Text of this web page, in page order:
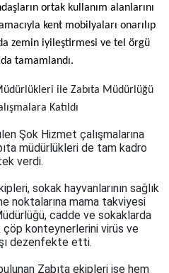
ortak kullanım alanlarını
kent mobilyaları onarılıp
zemin iyileştirmesi ve tel örgü
tamamlandı.
ile Zabıta Müdürlüğü
Katıldı
Şok Hizmet çalışmalarına
müdürlükleri de tam kadro
verdi.
sokak hayvanlarının sağlık
noktalarına mama takviyesi
cadde ve sokaklarda
konteynerlerini virüs ve
dezenfekte etti.
Zabıta ekipleri ise hem